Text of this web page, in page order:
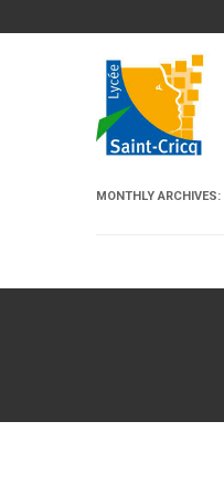
MONTHLY ARCHIVES: